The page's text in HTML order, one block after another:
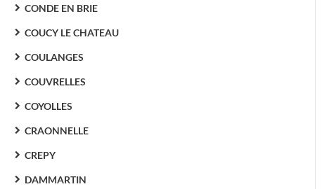
CONDE EN BRIE
COUCY LE CHATEAU
COULANGES
COUVRELLES
COYOLLES
CRAONNELLE
CREPY
DAMMARTIN